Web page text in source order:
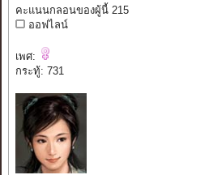
คะแนนกลอนของผู้นี้ 215
ออฟไลน์
เพศ:
กระทู้: 731